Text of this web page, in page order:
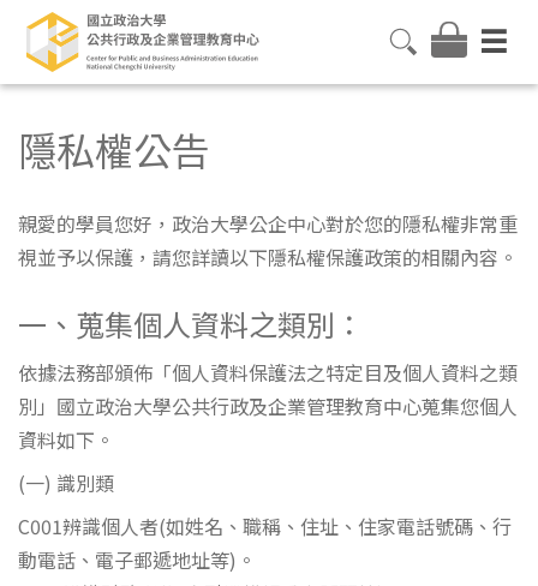
隱私權公告
親愛的學員您好，政治大學公企中心對於您的隱私權非常重
視並予以保護，請您詳讀以下隱私權保護政策的相關內容。
一、蒐集個人資料之類別：
依據法務部頒佈「個人資料保護法之特定目及個人資料之類
別」國立政治大學公共行政及企業管理教育中心蒐集您個人
資料如下。
(一) 識別類
C001辨識個人者(如姓名、職稱、住址、住家電話號碼、行
動電話、電子郵遞地址等)。